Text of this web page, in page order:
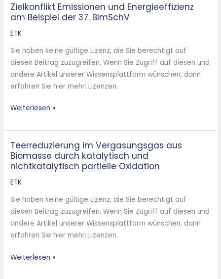
Zielkonflikt Emissionen und Energieeffizienz
am Beispiel der 37. BImSchV
ETK
Sie haben keine gültige Lizenz, die Sie berechtigt auf
diesen Beitrag zuzugreifen. Wenn Sie Zugriff auf diesen und
andere Artikel unserer Wissensplattform wünschen, dann
erfahren Sie hier mehr: Lizenzen.
Zielkonflikt
Emissionen
und
am
Beispiel
der
37.
Weiterlesen »
Teerreduzierung im Vergasungsgas aus
Biomasse durch katalytisch und
nichtkatalytisch partielle Oxidation
ETK
Sie haben keine gültige Lizenz, die Sie berechtigt auf
diesen Beitrag zuzugreifen. Wenn Sie Zugriff auf diesen und
andere Artikel unserer Wissensplattform wünschen, dann
erfahren Sie hier mehr: Lizenzen.
Teerreduzierung
im
Vergasungsgas
aus
partielle
Weiterlesen »